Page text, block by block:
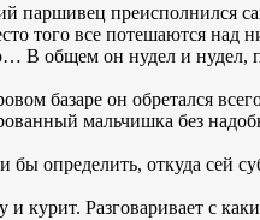
паршивец преисполнился
того все потешаются
В общем он нудел и нудел,
базаре он обретался
мальчишка без
определить, откуда сей
курит. Разговаривает с